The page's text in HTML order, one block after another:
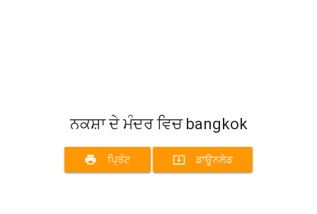
ਨਕਸ਼ਾ ਦੇ ਮੰਦਰ ਵਿਚ bangkok
print ਪ੍ਰਿੰਟ system_update_alt ਡਾਊਨਲੋਡ